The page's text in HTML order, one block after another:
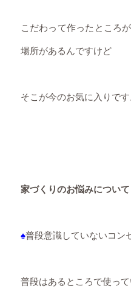
こだわって作ったところ
場所があるんですけど
そこが今のお気に入りです
家づくりのお悩みについて
♠普段意識していないコン
普段はあるところで使って